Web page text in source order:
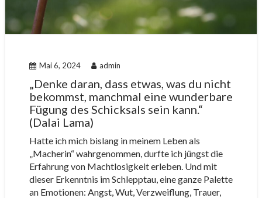
Mai 6, 2024 admin
„Denke daran, dass etwas, was du nicht
bekommst, manchmal eine wunderbare
Fügung des Schicksals sein kann.“
(Dalai Lama)
Hatte ich mich bislang in meinem Leben als
„Macherin“ wahrgenommen, durfte ich jüngst die
Erfahrung von Machtlosigkeit erleben. Und mit
dieser Erkenntnis im Schlepptau, eine ganze Palette
an Emotionen: Angst, Wut, Verzweiflung, Trauer,